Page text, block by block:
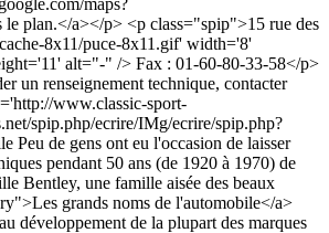
maps?
plan.</a></p> <p class="spip">15 rue des
8x11/puce-8x11.gif' width='8'
alt="-" /> Fax : 01-60-80-33-58</p>
un renseignement technique, contacter
www.classic-sport-
spip.php/ecrire/IMg/ecrire/spip.php?
Peu de gens ont eu l'occasion de laisser
pendant 50 ans (de 1920 à 1970) de
Bentley, une famille aisée des beaux
grands noms de l'automobile</a>
voitures quasiment de « série », ont été les seules à finir intactes aux 2, 4 et 5ème places alors que celles de Sunbeam et Vauxhall étaient spécialement préparées. Bentley gagna le trophée par équipe et une publicité qui tombait alors que la production s'annonçait.</p> <p class="spip">Le 21 septembre, la première voiture Bentley de série quitta l'usine et fut livrée à son propriétaire Noel van Raalte qui devait devenir l'un clients les plus fidèles de la marque. La 3 litres dans sa version châssis court était capable de 90 mph (144 Km/h), ce qui était tout à fait exceptionnel pour une voiture de production de cette époque. Et en plus la voiture était fiable. Les versions de course atteignaient les 100 mph (160 Km/h).</p> <p class="spip"><strong class="spip">1923 et Le Mans</strong> <br/>John Duff, un concessionnaire Bentley officiel de Upper St Martins Lane, Londres, demanda à Bentley Motors de préparer sa propre 3 litres (châssis 141) pour une nouvelle <strong class="spip">course de 24 heures</strong> annoncée au mois de mai de la même année au <strong class="spip">Mans</strong>. <br/>Duff et son coéquipier Clement finirent quatrièmes en raisons de problèmes de freinage liés au mauvais état de ce circuit routier.</p> <p class="spip"><strong class="spip">1924</strong> <br/>Cette année, forts de leur expérience de l'année précédente, Duff et Clement remportèrent <strong class="spip">les 24 heures du Mans</strong>, écrivant ainsi une la plus belle et la plus mythique des pages de gloire de la marque.</p> <p class="spip"><strong class="spip">1926</strong> <br/>Alors que les performances et le comportement de la 3 litres étaient exceptionnels dans sa version châssis court, il en était différent pour la version affublée d'une lourde carrosserie de berline, ce qui devenait pourtant de plus en plus demandé. Il fallait donc plus de puissance, d'où l'introduction de la 6 ½ litres, celle qui allait devenir la <strong class="spip">Speed Six</strong>. Avec un châssis long et une version 6 cylindres du moteur plus quelques autres modifi